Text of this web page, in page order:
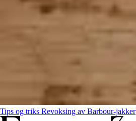
Tips og triks Revoksing av Barbour-jakker